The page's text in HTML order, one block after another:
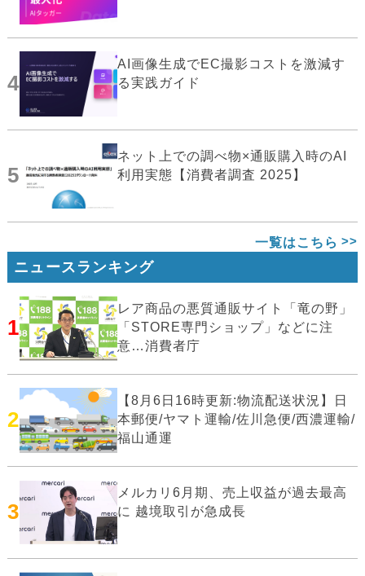
4
AI画像生成でEC撮影コストを激減す
る実践ガイド
5
ネット上での調べ物×通販購入時のAI
利用実態【消費者調査 2025】
一覧はこちら
ニュースランキング
1
レア商品の悪質通販サイト「竜の野」
「STORE専門ショップ」などに注
意…消費者庁
2
【8月6日16時更新:物流配送状況】日
本郵便/ヤマト運輸/佐川急便/西濃運輸/
福山通運
3
メルカリ6月期、売上収益が過去最高
に 越境取引が急成長